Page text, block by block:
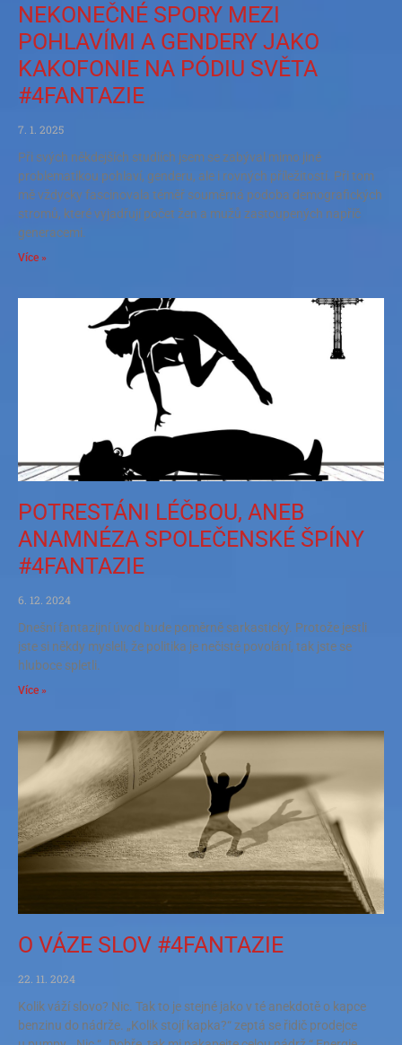
NEKONEČNÉ SPORY MEZI
POHLAVÍMI A GENDERY JAKO
KAKOFONIE NA PÓDIU SVĚTA
#4FANTAZIE
7. 1. 2025
Při svých někdejších studiích jsem se zabýval mimo jiné
problematikou pohlaví, genderu, ale i rovných příležitostí. Při tom
mě vždycky fascinovala téměř souměrná podoba demografických
stromů, které vyjadřují počet žen a mužů zastoupených napříč
generacemi.
Více »
POTRESTÁNI LÉČBOU, ANEB
ANAMNÉZA SPOLEČENSKÉ ŠPÍNY
#4FANTAZIE
6. 12. 2024
Dnešní fantazijní úvod bude poměrně sarkastický. Protože jestli
jste si někdy mysleli, že politika je nečisté povolání, tak jste se
hluboce spletli.
Více »
O VÁZE SLOV #4FANTAZIE
22. 11. 2024
Kolik váží slovo? Nic. Tak to je stejné jako v té anekdotě o kapce
benzinu do nádrže. „Kolik stojí kapka?“ zeptá se řidič prodejce